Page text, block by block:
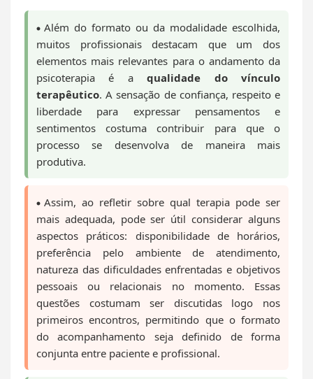
Além do formato ou da modalidade escolhida,
muitos profissionais destacam que um dos
elementos mais relevantes para o andamento da
psicoterapia é aqualidade do vínculo
terapêutico. A sensação de confiança, respeito e
liberdade para expressar pensamentos e
sentimentos costuma contribuir para que o
processo se desenvolva de maneira mais
produtiva.
Assim, ao refletir sobre qual terapia pode ser
mais adequada, pode ser útil considerar alguns
aspectos práticos: disponibilidade de horários,
preferência pelo ambiente de atendimento,
natureza das dificuldades enfrentadas e objetivos
pessoais ou relacionais no momento. Essas
questões costumam ser discutidas logo nos
primeiros encontros, permitindo que o formato
do acompanhamento seja definido de forma
conjunta entre paciente e profissional.